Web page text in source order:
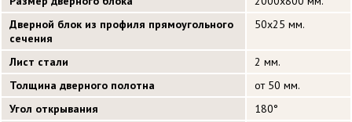
Дверной блок из профиля прямоугольного
сечения
50х25 мм.
Лист стали
2 мм.
Толщина дверного полотна
от 50 мм.
Угол открывания
180°